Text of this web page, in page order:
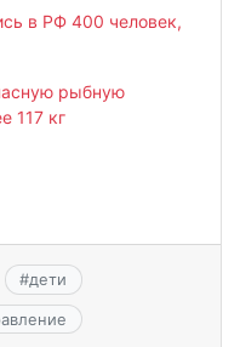
в РФ 400 человек,
рыбную
117 кг
#дети